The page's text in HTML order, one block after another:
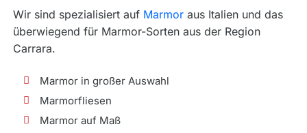
Wir sind spezialisiert auf Marmor aus Italien und das
überwiegend für Marmor-Sorten aus der Region
Carrara.
Marmor in großer Auswahl
Marmorfliesen
Marmor auf Maß